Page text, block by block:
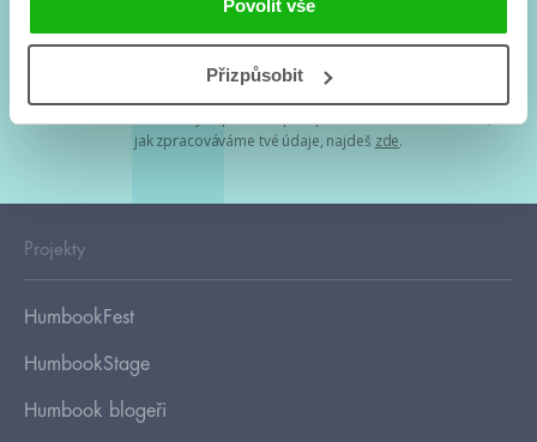
Povolit vše
Přizpůsobit
Tvá e-mailová adresa je u nás v bezpečí. Přečti si
jak zpracováváme tvé údaje, najdeš zde.
Projekty
HumbookFest
HumbookStage
Humbook blogeři